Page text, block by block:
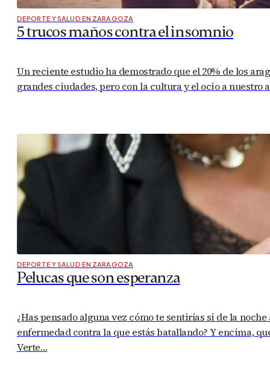
DEPORTE Y SALUD EN ZARAGOZA
5 trucos maños contra el insomnio
Un reciente estudio ha demostrado que el 20% de los
grandes ciudades, pero con la cultura y el ocio a
DEPORTE Y SALUD EN ZARAGOZA
Pelucas que son esperanza
¿Has pensado alguna vez cómo te sentirías si de la
enfermedad contra la que estás batallando? Y encima,
Verte…